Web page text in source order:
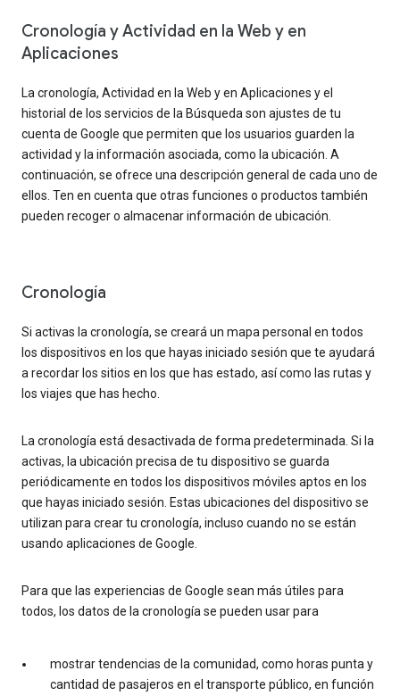
Cronología y Actividad en la Web y en
Aplicaciones
La cronología, Actividad en la Web y en Aplicaciones y el
historial de los servicios de la Búsqueda son ajustes de tu
cuenta de Google que permiten que los usuarios guarden la
actividad y la información asociada, como la ubicación. A
continuación, se ofrece una descripción general de cada uno de
ellos. Ten en cuenta que otras funciones o productos también
pueden recoger o almacenar información de ubicación.
Cronología
Si activas la cronología, se creará un mapa personal en todos
los dispositivos en los que hayas iniciado sesión que te ayudará
a recordar los sitios en los que has estado, así como las rutas y
los viajes que has hecho.
La cronología está desactivada de forma predeterminada. Si la
activas, la ubicación precisa de tu dispositivo se guarda
periódicamente en todos los dispositivos móviles aptos en los
que hayas iniciado sesión. Estas ubicaciones del dispositivo se
utilizan para crear tu cronología, incluso cuando no se están
usando aplicaciones de Google.
Para que las experiencias de Google sean más útiles para
todos, los datos de la cronología se pueden usar para
mostrar tendencias de la comunidad, como horas punta y
cantidad de pasajeros en el transporte público, en función